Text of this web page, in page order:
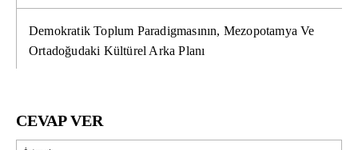
Demokratik Toplum Paradigmasının, Mezopotamya Ve
Ortadoğudaki Kültürel Arka Planı
CEVAP VER